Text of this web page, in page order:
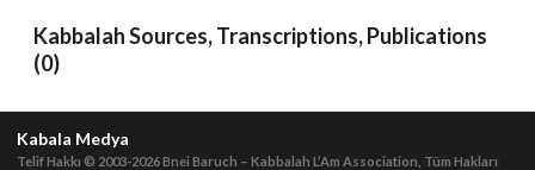
Kabbalah Sources, Transcriptions, Publications
(0)
Kabala Medya
Telif Hakkı © 2003-2026Bnei Baruch – Kabbalah L’Am Association, Tüm Hakları